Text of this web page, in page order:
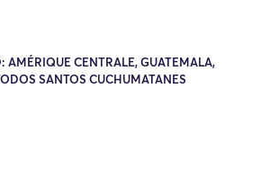
AMÉRIQUE CENTRALE, GUATEMALA,
SANTOS CUCHUMATANES